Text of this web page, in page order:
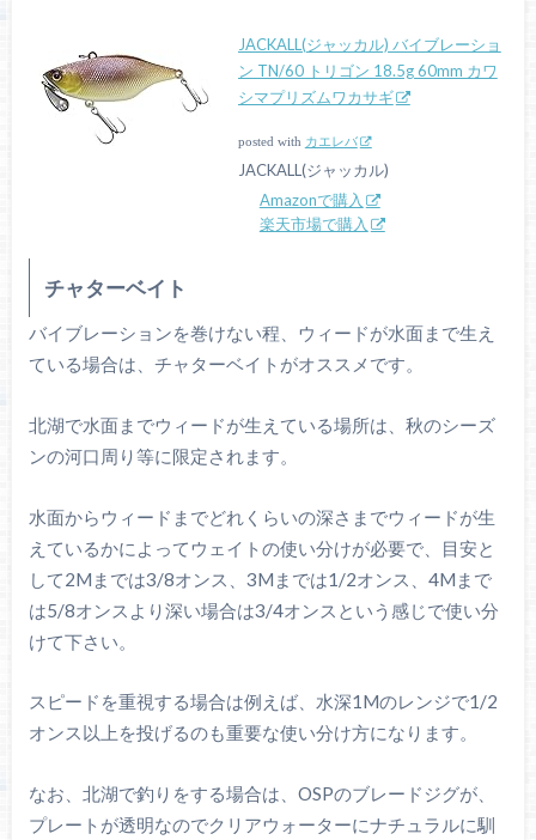
JACKALL(ジャッカル) バイブレーショ
ン TN/60 トリゴン 18.5g 60mm カワ
シマプリズムワカサギ
posted with カエレバ
JACKALL(ジャッカル)
Amazonで購入
楽天市場で購入
チャターベイト
バイブレーションを巻けない程、ウィードが水面まで生え
ている場合は、チャターベイトがオススメです。
北湖で水面までウィードが生えている場所は、秋のシーズ
ンの河口周り等に限定されます。
水面からウィードまでどれくらいの深さまでウィードが生
えているかによってウェイトの使い分けが必要で、目安と
して2Mまでは3/8オンス、3Mまでは1/2オンス、4Mまで
は5/8オンスより深い場合は3/4オンスという感じで使い分
けて下さい。
スピードを重視する場合は例えば、水深1Mのレンジで1/2
オンス以上を投げるのも重要な使い分け方になります。
なお、北湖で釣りをする場合は、OSPのブレードジグが、
プレートが透明なのでクリアウォーターにナチュラルに馴